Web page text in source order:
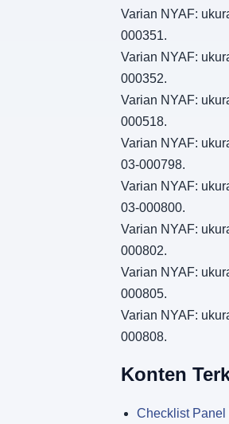
Varian NYAF:
000351.
Varian NYAF:
000352.
Varian NYAF:
000518.
Varian NYAF:
03-000798.
Varian NYAF:
03-000800.
Varian NYAF:
000802.
Varian NYAF:
000805.
Varian NYAF:
000808.
Konten
Checklist Panel